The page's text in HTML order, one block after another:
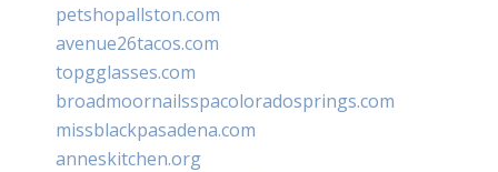
petshopallston.com
avenue26tacos.com
topgglasses.com
broadmoornailsspacoloradosprings.com
missblackpasadena.com
anneskitchen.org